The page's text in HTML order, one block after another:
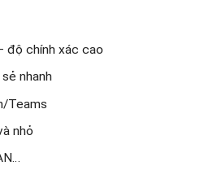
độ chính xác cao
nhanh
Teams
nhỏ